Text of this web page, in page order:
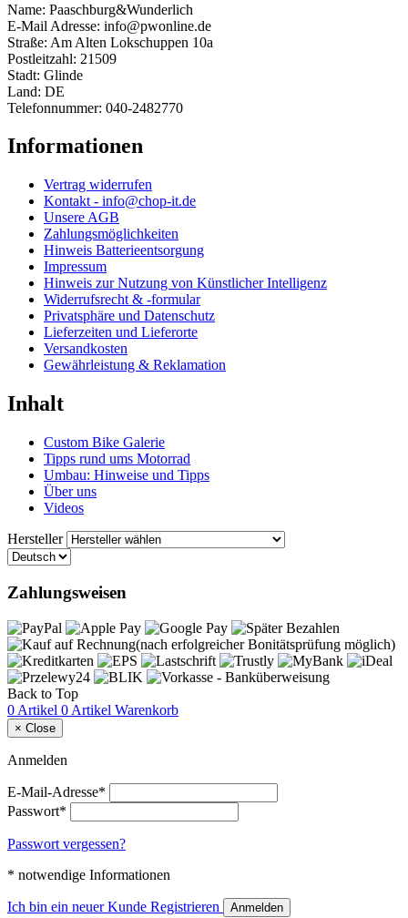
Name: Paaschburg&Wunderlich
E-Mail Adresse: info@pwonline.de
Straße: Am Alten Lokschuppen 10a
Postleitzahl: 21509
Stadt: Glinde
Land: DE
Telefonnummer: 040-2482770
Informationen
Vertrag widerrufen
Kontakt - info@chop-it.de
Unsere AGB
Zahlungsmöglichkeiten
Hinweis Batterieentsorgung
Impressum
Hinweis zur Nutzung von Künstlicher Intelligenz
Widerrufsrecht & -formular
Privatsphäre und Datenschutz
Lieferzeiten und Lieferorte
Versandkosten
Gewährleistung & Reklamation
Inhalt
Custom Bike Galerie
Tipps rund ums Motorrad
Umbau: Hinweise und Tipps
Über uns
Videos
Hersteller
Zahlungsweisen
Back to Top
0 Artikel 0 Artikel Warenkorb
× Close
Anmelden
E-Mail-Adresse*
Passwort*
Passwort vergessen?
* notwendige Informationen
Ich bin ein neuer Kunde Registrieren Anmelden